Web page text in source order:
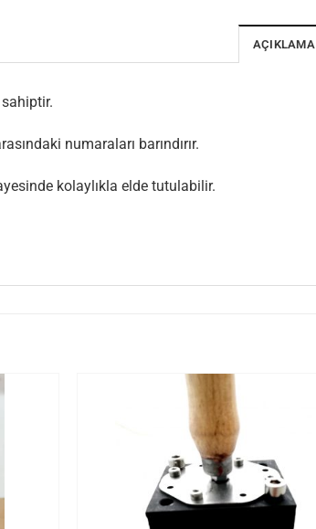
AÇIKLAMA
numaraları barındırır.
kolaylıkla elde tutulabilir.